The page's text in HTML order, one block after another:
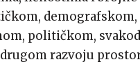
političkom,
razvoju